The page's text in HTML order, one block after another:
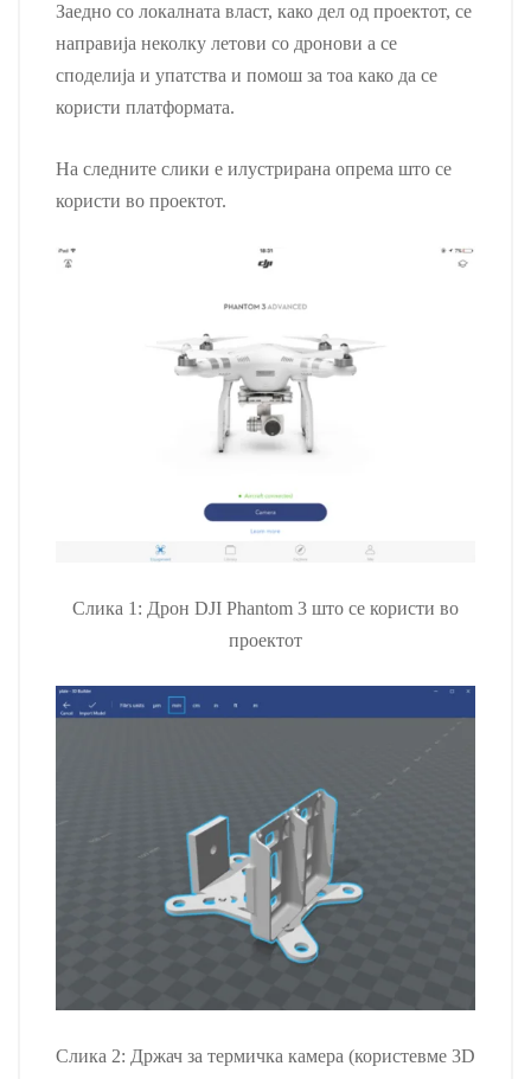
Заедно со локалната власт, како дел од проектот, се
направија неколку летови со дронови а се
споделија и упатства и помош за тоа како да се
користи платформата.
На следните слики е илустрирана опрема што се
користи во проектот.
Слика 1: Дрон DJI Phantom 3 што се користи во
проектот
Слика 2: Држач за термичка камера (користевме 3D